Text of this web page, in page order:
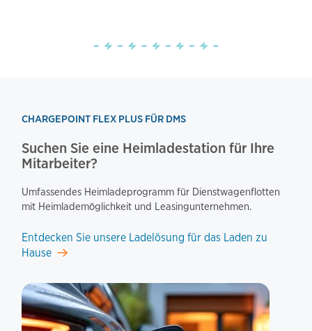
CHARGEPOINT FLEX PLUS FÜR DMS
Suchen Sie eine Heimladestation für Ihre
Mitarbeiter?
Umfassendes Heimladeprogramm für Dienstwagenflotten
mit Heimlademöglichkeit und Leasingunternehmen.
Entdecken Sie unsere Ladelösung für das Laden zu
Hause